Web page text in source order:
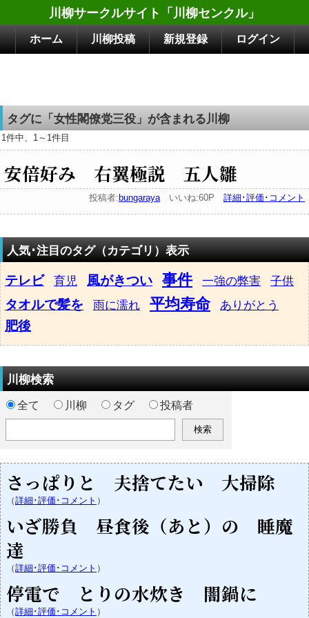
川柳サークルサイト「川柳センクル」
ホーム 川柳投稿 新規登録 ログイン
タグに「女性閣僚党三役」が含まれる川柳
1件中、1～1件目
安倍好み 右翼極説 五人雛
投稿者: bungarayaいいね:60P 詳細･評価･コメント
人気･注目のタグ（カテゴリ）表示
テレビ 育児 風がきつい 事件 一強の弊害 子供
タオルで髪を 雨に濡れ 平均寿命 ありがとう
肥後
川柳検索
全て 川柳 タグ 投稿者
さっぱりと 夫捨てたい 大掃除
（詳細･評価･コメント ）
いざ勝負 昼食後（あと）の 睡魔
達
（詳細･評価･コメント ）
停電で とりの水炊き 闇鍋に
（詳細･評価･コメント ）